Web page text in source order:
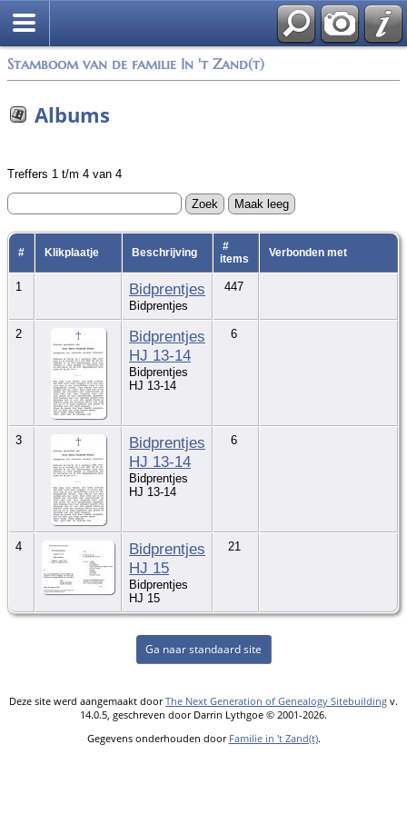
Stamboom van de familie In 't Zand(t)
Albums
Treffers 1 t/m 4 van 4
# Klikplaatje Beschrijving
#
items
Verbonden met
1 Bidprentjes
Bidprentjes
447
2
Bidprentjes
HJ 13-14
Bidprentjes
HJ 13-14
6
3
Bidprentjes
HJ 13-14
Bidprentjes
HJ 13-14
6
4
Bidprentjes
HJ 15
Bidprentjes
HJ 15
21
Ga naar standaard site
Deze site werd aangemaakt doorThe Next Generation of Genealogy Sitebuilding v.
14.0.5, geschreven door Darrin Lythgoe © 2001-2026.
Gegevens onderhouden door Familie in 't Zand(t).